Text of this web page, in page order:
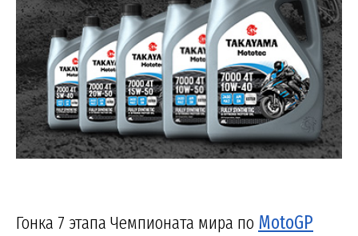
Гонка 7 этапа Чемпионата мира по MotoGP